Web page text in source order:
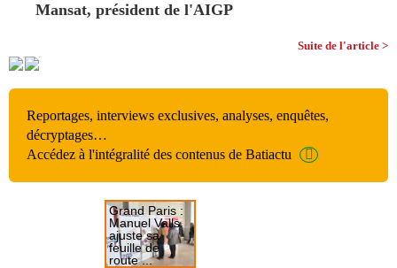
Mansat, président de l'AIGP
Suite de l'article >
Reportages, interviews exclusives, analyses, enquêtes,
décryptages…
Accédez à l'intégralité des contenus de Batiactu
Grand Paris :
Manuel Valls
ajuste sa
feuille de
route ...